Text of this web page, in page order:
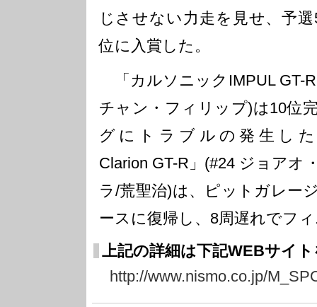
じさせない力走を見せ、予
位に入賞した。
「カルソニックIMPUL GT-
チャン・フィリップ)は10位
グにトラブルの発生した
Clarion GT-R」(#24 ジョアオ
ラ/荒聖治)は、ピットガレー
ースに復帰し、8周遅れでフ
上記の詳細は下記WEBサイ
http://www.nismo.co.jp/